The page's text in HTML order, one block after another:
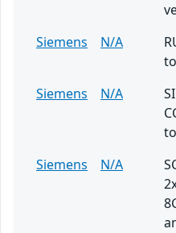
Siemens
N/A
Siemens
N/A
Siemens
N/A